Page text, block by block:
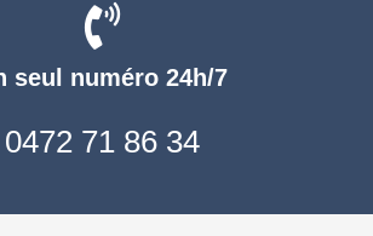
seul numéro 24h/7
0472 71 86 34